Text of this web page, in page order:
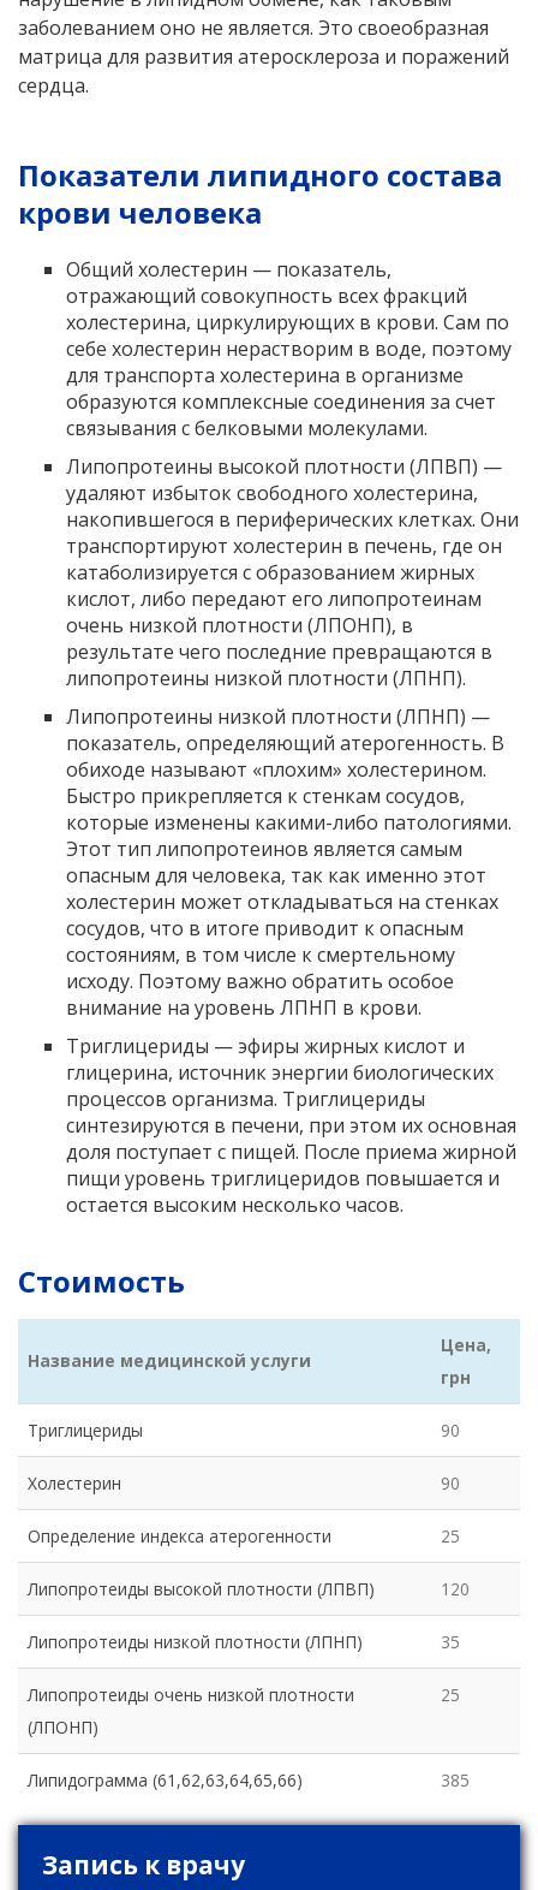
заболеванием оно не является. Это своеобразная
матрица для развития атеросклероза и поражений
сердца.
Показатели липидного состава
крови человека
Общий холестерин — показатель,
отражающий совокупность всех фракций
холестерина, циркулирующих в крови. Сам по
себе холестерин нерастворим в воде, поэтому
для транспорта холестерина в организме
образуются комплексные соединения за счет
связывания с белковыми молекулами.
Липопротеины высокой плотности (ЛПВП) —
удаляют избыток свободного холестерина,
накопившегося в периферических клетках. Они
транспортируют холестерин в печень, где он
катаболизируется с образованием жирных
кислот, либо передают его липопротеинам
очень низкой плотности (ЛПОНП), в
результате чего последние превращаются в
липопротеины низкой плотности (ЛПНП).
Липопротеины низкой плотности (ЛПНП) —
показатель, определяющий атерогенность. В
обиходе называют «плохим» холестерином.
Быстро прикрепляется к стенкам сосудов,
которые изменены какими-либо патологиями.
Этот тип липопротеинов является самым
опасным для человека, так как именно этот
холестерин может откладываться на стенках
сосудов, что в итоге приводит к опасным
состояниям, в том числе к смертельному
исходу. Поэтому важно обратить особое
внимание на уровень ЛПНП в крови.
Триглицериды — эфиры жирных кислот и
глицерина, источник энергии биологических
процессов организма. Триглицериды
синтезируются в печени, при этом их основная
доля поступает с пищей. После приема жирной
пищи уровень триглицеридов повышается и
остается высоким несколько часов.
Стоимость
Название медицинской услуги
Цена,
грн
Триглицериды 90
Холестерин 90
Определение индекса атерогенности 25
Липопротеиды высокой плотности (ЛПВП) 120
Липопротеиды низкой плотности (ЛПНП) 35
Липопротеиды очень низкой плотности
(ЛПОНП)
25
Липидограмма (61,62,63,64,65,66) 385
Запись к врачу